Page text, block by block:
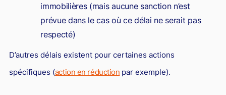
immobilières (mais aucune sanction n’est
prévue dans le cas où ce délai ne serait pas
respecté)
D’autres délais existent pour certaines actions
spécifiques (action en réduction par exemple).